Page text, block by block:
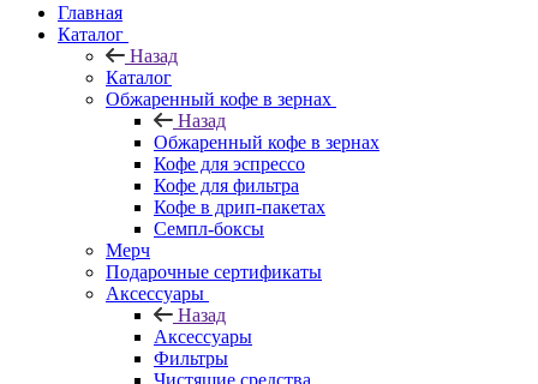
Главная
Каталог
Назад
Каталог
Обжаренный кофе в зернах
Назад
Обжаренный кофе в зернах
Кофе для эспрессо
Кофе для фильтра
Кофе в дрип-пакетах
Семпл-боксы
Мерч
Подарочные сертификаты
Аксессуары
Назад
Аксессуары
Фильтры
Чистящие средства